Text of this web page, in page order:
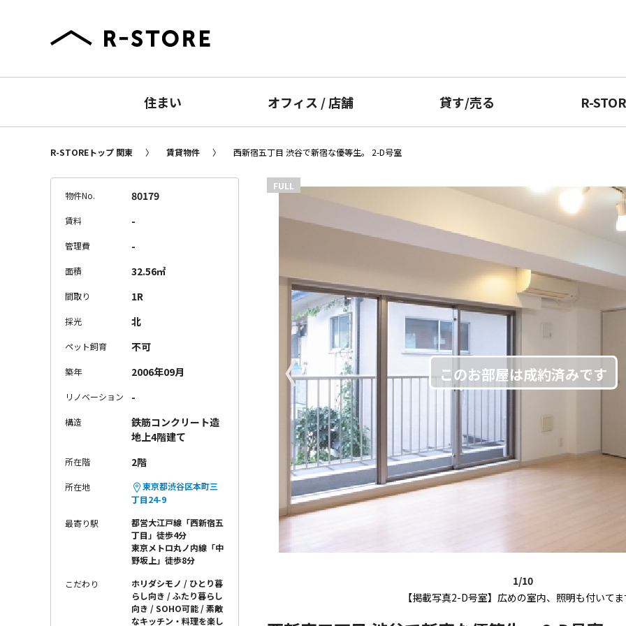
住まい オフィス /店舗 貸す/売る R-
R-STOREトップ 関東 賃貸物件 西新宿五丁目 渋谷で新宿な優等生。 2-D号室
1/10
【掲載写真2-D号室】広めの室内、照明も付いて
〈
FULL
物件No. 80179
賃料 -
管理費 -
面積 32.56㎡
間取り 1R
採光 北
ペット飼育 不可
築年 2006年09月
リノベーション -
構造
鉄筋コンクリート造
地上4階建て
所在階 2階
所在地
東京都渋谷区本町三
丁目24-9
最寄り駅
都営大江戸線「西新宿五
丁目」徒歩4分
東京メトロ丸ノ内線「中
野坂上」徒歩8分
こだわり ホリダシモノ
ひとり暮
らし向き
ふたり暮らし
向き
SOHO可能
素敵
なキッチン・料理を楽し